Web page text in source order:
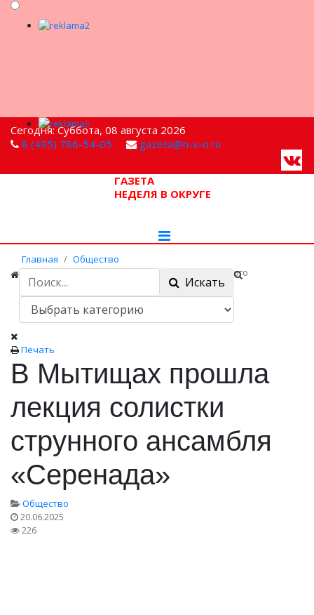
Сегодня: Суббота, 08 августа 2026
8 (495) 786-54-05
gazeta@n-v-o.ru
ГАЗЕТА
НЕДЕЛЯ В ОКРУГЕ
Главная
Общество
В Мытищах прошла лекция солистки струнного
ансамбля «Серенада»
Искать
Печать
В Мытищах прошла
лекция солистки
струнного ансамбля
«Серенада»
Общество
20.06.2025
226